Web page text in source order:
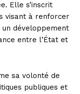
Elle s’inscrit
visant à renforcer
développement
entre l’État et
sa volonté de
publiques et